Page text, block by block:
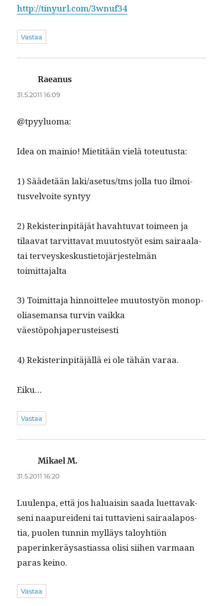
http://tinyurl.com/3wnuf34
Vastaa
Raeanus
31.5.2011 16:09
@tpyyluoma:
Idea on mainio! Mietitään vielä toteutusta:
1) Sääde­tään laki/asetus/tms jol­la tuo ilmoi­
tusvelvoite syntyy
2) Rek­ister­in­pitäjät havah­tu­vat toimeen ja
tilaa­vat tarvit­ta­vat muu­tostyöt esim sairaala-
tai ter­veyskeskusti­eto­jär­jestelmän
toimittajalta
3) Toimit­ta­ja hin­noit­telee muu­tostyön monop­
o­liase­mansa turvin vaik­ka
väestöpohjaperusteisesti
4) Rek­ister­in­pitäjäl­lä ei ole tähän varaa.
Eiku…
Vastaa
Mikael M.
31.5.2011 16:20
Luu­len­pa, että jos halu­aisin saa­da luet­tavak­
seni naa­purei­deni tai tut­tavieni sairaala­pos­
tia, puolen tun­nin myl­läys taloy­htiön
paperinkeräysas­ti­as­sa olisi siihen var­maan
paras keino.
Vastaa